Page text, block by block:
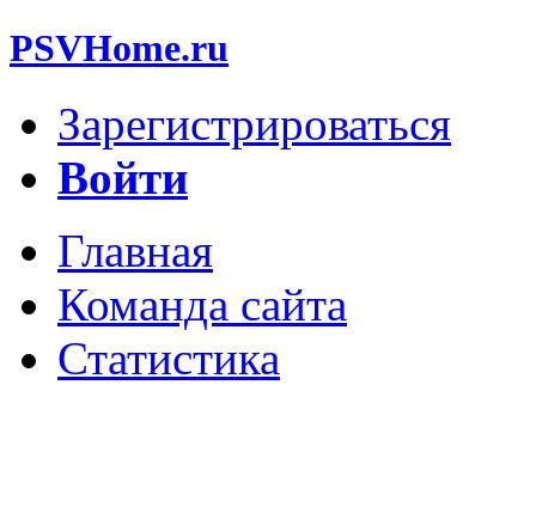
PSVHome.ru
Зарегистрироваться
Войти
Главная
Команда сайта
Статистика